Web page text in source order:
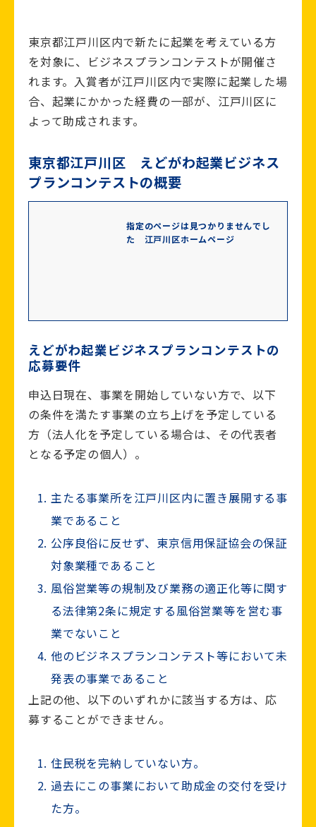
東京都江戸川区内で新たに起業を考えている方
を対象に、ビジネスプランコンテストが開催さ
れます。入賞者が江戸川区内で実際に起業した場
合、起業にかかった経費の一部が、江戸川区に
よって助成されます。
東京都江戸川区 えどがわ起業ビジネス
プランコンテストの概要
指定のページは見つかりませんでし
た 江戸川区ホームページ
えどがわ起業ビジネスプランコンテストの
応募要件
申込日現在、事業を開始していない方で、以下
の条件を満たす事業の立ち上げを予定している
方（法人化を予定している場合は、その代表者
となる予定の個人）。
主たる事業所を江戸川区内に置き展開する事
業であること
公序良俗に反せず、東京信用保証協会の保証
対象業種であること
風俗営業等の規制及び業務の適正化等に関す
る法律第2条に規定する風俗営業等を営む事
業でないこと
他のビジネスプランコンテスト等において未
発表の事業であること
上記の他、以下のいずれかに該当する方は、応
募することができません。
住民税を完納していない方。
過去にこの事業において助成金の交付を受け
た方。